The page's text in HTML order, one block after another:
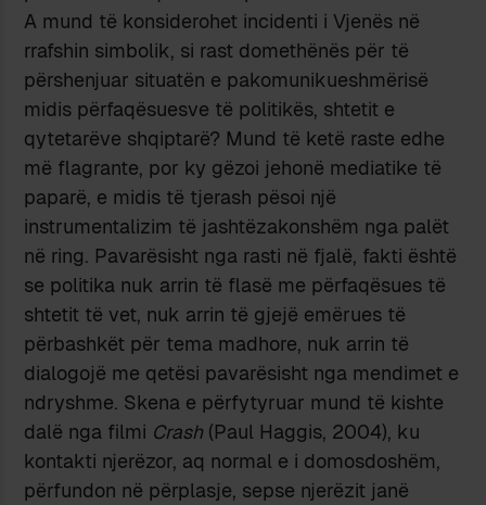
A mund të konsiderohet incidenti i Vjenës në
rrafshin simbolik, si rast domethënës për të
përshenjuar situatën e pakomunikueshmërisë
midis përfaqësuesve të politikës, shtetit e
qytetarëve shqiptarë? Mund të ketë raste edhe
më flagrante, por ky gëzoi jehonë mediatike të
paparë, e midis të tjerash pësoi një
instrumentalizim të jashtëzakonshëm nga palët
në ring. Pavarësisht nga rasti në fjalë, fakti është
se politika nuk arrin të flasë me përfaqësues të
shtetit të vet, nuk arrin të gjejë emërues të
përbashkët për tema madhore, nuk arrin të
dialogojë me qetësi pavarësisht nga mendimet e
ndryshme. Skena e përfytyruar mund të kishte
dalë nga filmi Crash (Paul Haggis, 2004), ku
kontakti njerëzor, aq normal e i domosdoshëm,
përfundon në përplasje, sepse njerëzit janë